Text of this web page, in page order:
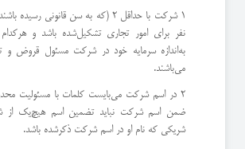
نفر برای امور تجاری تشکیل‌شده باشد و
به‌اندازه سرمایه خود در شرکت مسئول قروض و
می‌باشند.
2 در اسم شرکت می‌بایست کلمات با مسئولیت
ضمن اسم شرکت نباید تضمین اسم هیچ‌یک از
شریکی که نام او در اسم شرکت ذکرشده باشد.